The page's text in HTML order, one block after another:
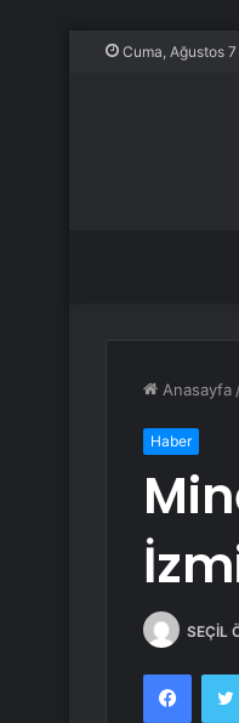
Cuma, Ağustos
Anasayfa
Haber
SEÇİL